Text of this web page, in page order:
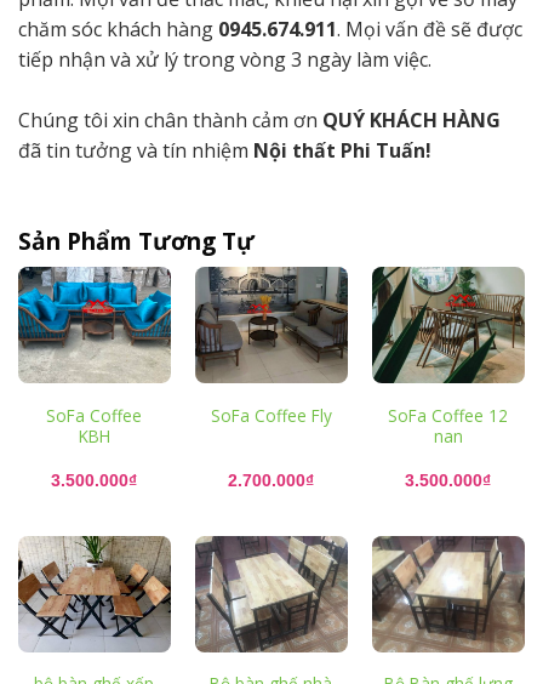
chăm sóc khách hàng 0945.674.911. Mọi vấn đề sẽ được
tiếp nhận và xử lý trong vòng 3 ngày làm việc.
Chúng tôi xin chân thành cảm ơn QUÝ KHÁCH HÀNG
đã tin tưởng và tín nhiệm Nội thất Phi Tuấn!
Sản Phẩm Tương Tự
SoFa Coffee
KBH
3.500.000₫
SoFa Coffee Fly
2.700.000₫
SoFa Coffee 12
nan
3.500.000₫